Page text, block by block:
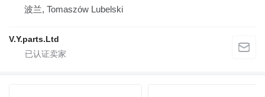
波兰, Tomaszów Lubelski
V.Y.parts.Ltd